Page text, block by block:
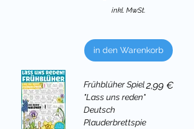
inkl. MwSt.
in den Warenkorb
Frühblüher Spiel
"Lass uns reden"
Deutsch
Plauderbrettspie
Preis
2,99 €